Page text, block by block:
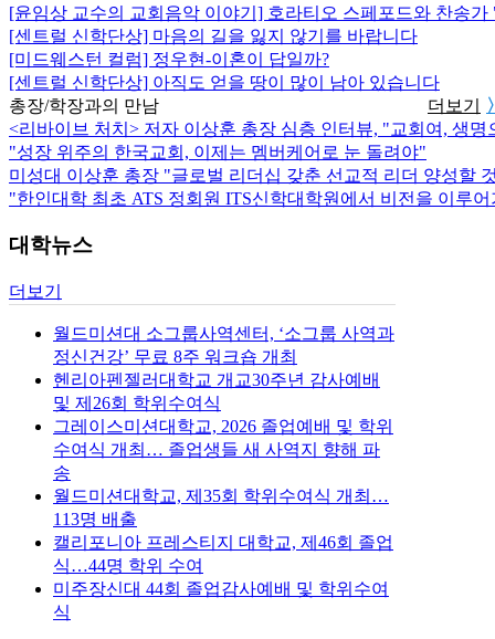
[윤임상 교수의 교회음악 이야기] 호라티오 스페포드와 찬송
[센트럴 신학단상] 마음의 길을 잃지 않기를 바랍니다
[미드웨스턴 컬럼] 정우현-이혼이 답일까?
[센트럴 신학단상] 아직도 얻을 땅이 많이 남아 있습니다
총장/학장과의 만남
더보기
<리바이브 처치> 저자 이상훈 총장 심층 인터뷰, "교회여, 생
"성장 위주의 한국교회, 이제는 멤버케어로 눈 돌려야"
미성대 이상훈 총장 "글로벌 리더십 갖춘 선교적 리더 양성할
"한인대학 최초 ATS 정회원 ITS신학대학원에서 비전을 이루
대학뉴스
더보기
월드미션대 소그룹사역센터, ‘소그룹 사역과
정신건강’ 무료 8주 워크숍 개최
헨리아펜젤러대학교 개교30주년 감사예배
및 제26회 학위수여식
그레이스미션대학교, 2026 졸업예배 및 학위
수여식 개최… 졸업생들 새 사역지 향해 파
송
월드미션대학교, 제35회 학위수여식 개최…
113명 배출
캘리포니아 프레스티지 대학교, 제46회 졸업
식…44명 학위 수여
미주장신대 44회 졸업감사예배 및 학위수여
식